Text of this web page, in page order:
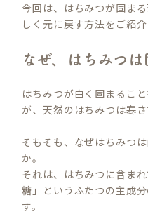
今回は、はちみつが固ま
しく元に戻す方法をご紹介
なぜ、はちみつは
はちみつが白く固まるこ
が、天然のはちみつは寒
そもそも、なぜはちみつ
か。
それは、はちみつに含ま
糖」というふたつの主成
す。